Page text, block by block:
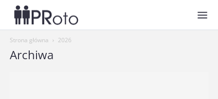
Strona główna 2026
Archiwa